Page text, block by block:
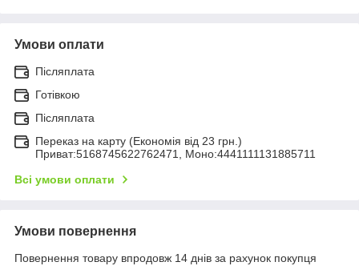
Умови оплати
Післяплата
Готівкою
Післяплата
Переказ на карту (Економія від 23 грн.)
Приват:5168745622762471, Моно:4441111131885711
Всі умови оплати
Умови повернення
Повернення товару впродовж 14 днів за рахунок покупця